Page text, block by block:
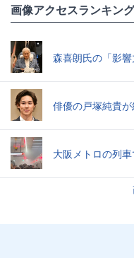
画像アクセスランキング
森喜朗氏の「影
俳優の戸塚純貴
大阪メトロの列車